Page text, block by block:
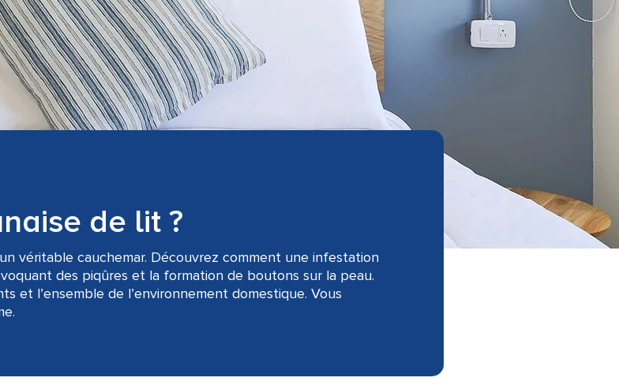
de lit ?
véritable cauchemar. Découvrez comment une infestation
des piqûres et la formation de boutons sur la peau.
et l’ensemble de l’environnement domestique. Vous